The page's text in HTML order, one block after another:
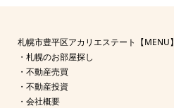
札幌市豊平区アカリエステート【MENU】
・ 札幌のお部屋探し
・ 不動産売買
・ 不動産投資
・ 会社概要